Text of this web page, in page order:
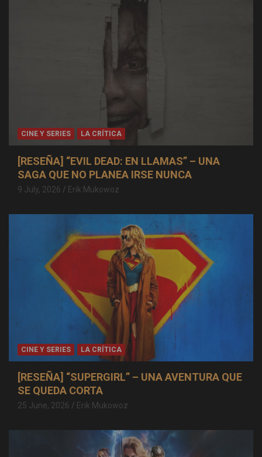
CINE Y SERIES LA CRÍTICA
[RESEÑA] “EVIL DEAD: EN LLAMAS” – UNA
SAGA QUE NO PLANEA IRSE NUNCA
9 July, 2026 Erik Mukowoz
CINE Y SERIES LA CRÍTICA
[RESEÑA] “SUPERGIRL” – UNA AVENTURA QUE
SE QUEDA CORTA
25 June, 2026 Erik Mukowoz